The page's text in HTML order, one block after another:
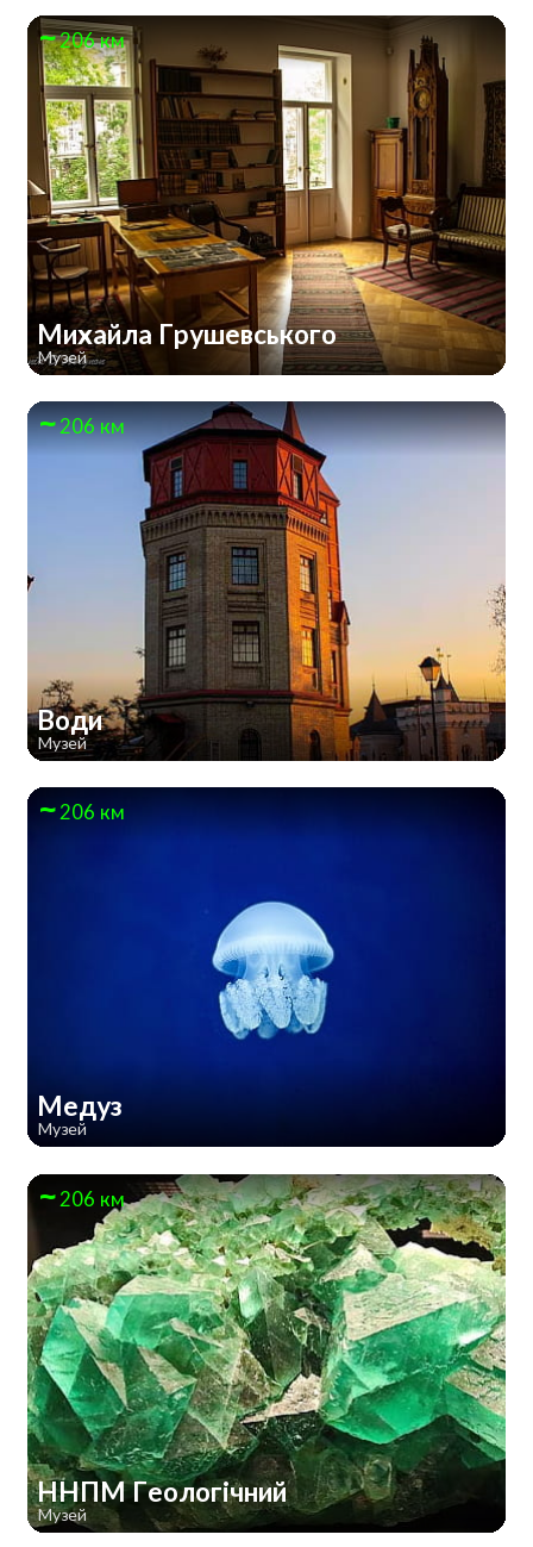
206 км
Михайла Грушевського
Музей
206 км
Води
Музей
206 км
Медуз
Музей
206 км
ННПМ Геологічний
Музей